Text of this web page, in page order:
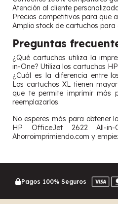
Atención al cliente
Precios competitivos para que
Amplio stock de cartuchos
Preguntas
¿Qué cartuchos utiliza la
in-One? Utiliza los cartuchos HP
¿Cuál es la diferencia entre
Los cartuchos XL tienen
que te permite imprimir más
reemplazarlos.
No esperes más para obtener
HP OfficeJet 2622 All-in-
Ahorroimprimiendo.com y
Pagos 100% Seguros